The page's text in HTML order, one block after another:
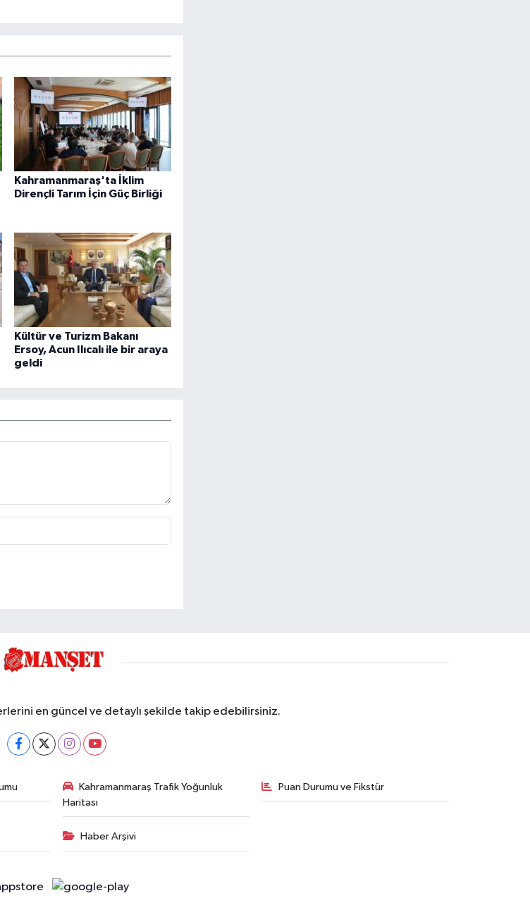
Kahramanmaraş'ta İklim
Dirençli Tarım İçin Güç Birliği
Kültür ve Turizm Bakanı
Ersoy, Acun Ilıcalı ile bir araya
geldi
en güncel ve detaylı şekilde takip edebilirsiniz.
Kahramanmaraş Trafik Yoğunluk
Haritası
Puan Durumu ve Fikstür
Haber Arşivi